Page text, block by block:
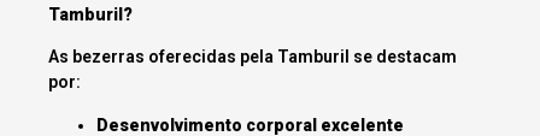
Tamburil?
As bezerras oferecidas pela Tamburil se destacam
por:
Desenvolvimento corporal excelente